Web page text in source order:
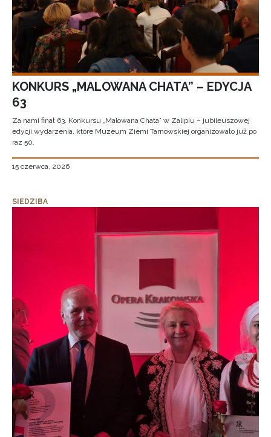
KONKURS „MALOWANA CHATA” – EDYCJA
63
Za nami finał 63. Konkursu „Malowana Chata” w Zalipiu – jubileuszowej
edycji wydarzenia, które Muzeum Ziemi Tarnowskiej organizowało już po
raz 50.
15 czerwca, 2026
SIEDZIBA